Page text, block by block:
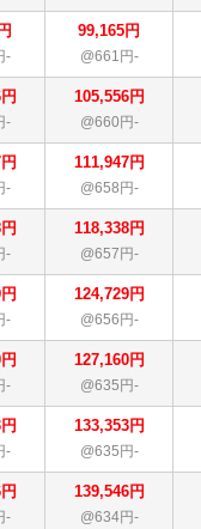
-
99,165円
@661円-
-
105,556円
@660円-
-
111,947円
@658円-
-
118,338円
@657円-
-
124,729円
@656円-
-
127,160円
@635円-
-
133,353円
@635円-
-
139,546円
@634円-